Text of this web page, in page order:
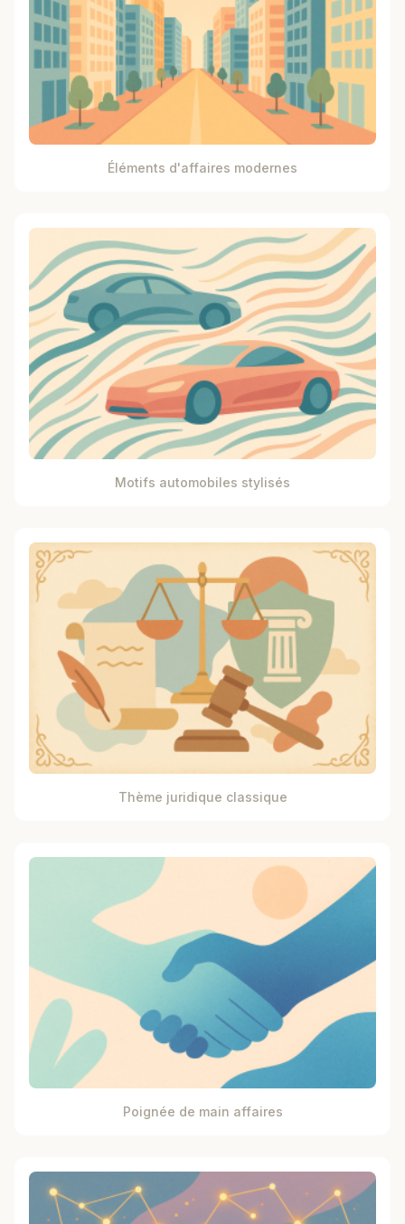
Éléments d'affaires modernes
Motifs automobiles stylisés
Thème juridique classique
Poignée de main affaires